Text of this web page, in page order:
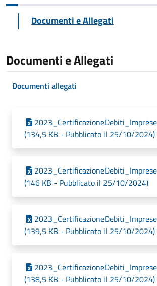
Documenti e Allegati
Documenti e Allegati
Documenti allegati
(134,5 KB - Pubblicato il 25/10/2024)
(146 KB - Pubblicato il 25/10/2024)
(139,5 KB - Pubblicato il 25/10/2024)
(138,5 KB - Pubblicato il 25/10/2024)